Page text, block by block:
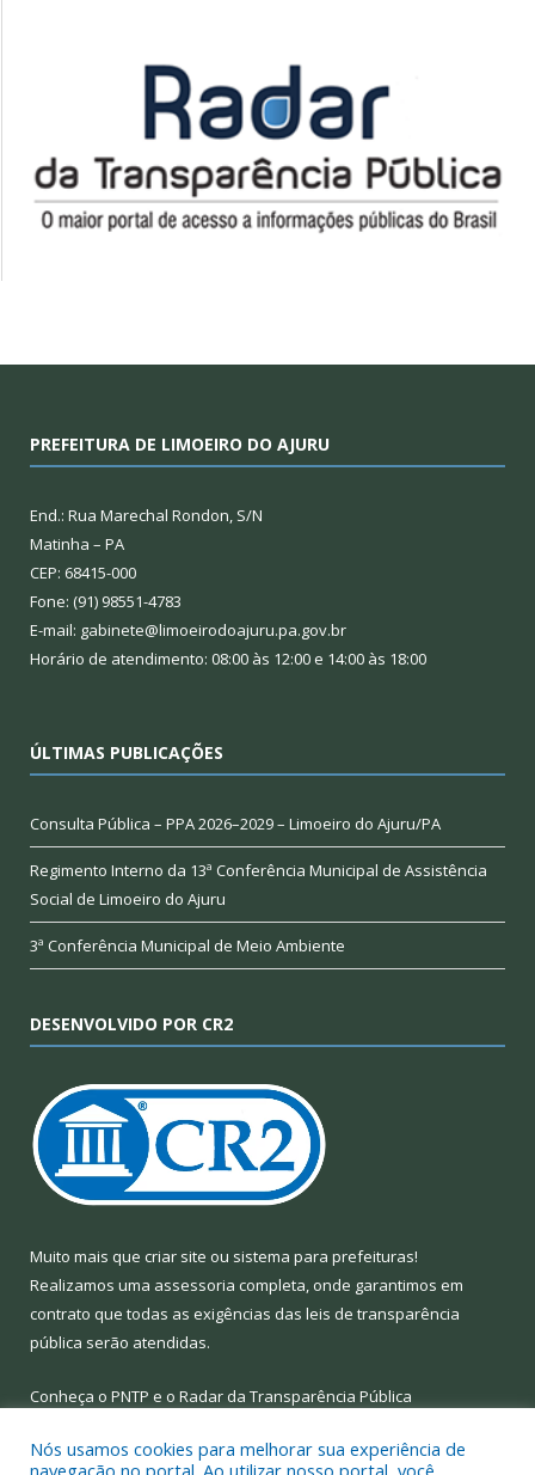
PREFEITURA DE LIMOEIRO DO AJURU
End.: Rua Marechal Rondon, S/N
Matinha – PA
CEP: 68415-000
Fone: (91) 98551-4783
E-mail: gabinete@limoeirodoajuru.pa.gov.br
Horário de atendimento: 08:00 às 12:00 e 14:00 às 18:00
ÚLTIMAS PUBLICAÇÕES
Consulta Pública – PPA 2026–2029 – Limoeiro do Ajuru/PA
Regimento Interno da 13ª Conferência Municipal de Assistência
Social de Limoeiro do Ajuru
3ª Conferência Municipal de Meio Ambiente
DESENVOLVIDO POR CR2
Muito mais que criar site ou sistema para prefeituras!
Realizamos uma assessoria completa, onde garantimos em
contrato que todas as exigências das leis de transparência
pública serão atendidas.
Conheça o PNTP e o Radar da Transparência Pública
Nós usamos cookies para melhorar sua experiência de
navegação no portal. Ao utilizar nosso portal, você